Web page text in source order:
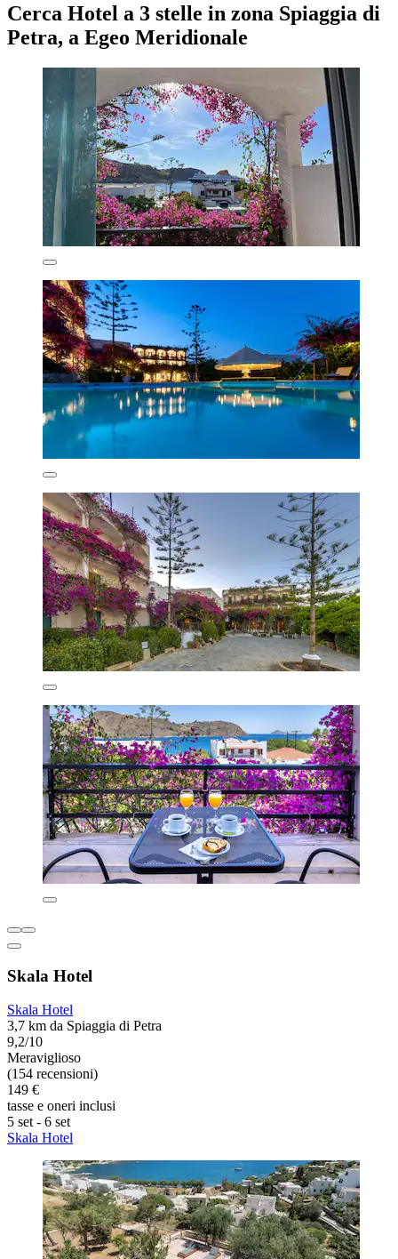
Cerca Hotel a 3 stelle in zona Spiaggia di
Petra, a Egeo Meridionale
Skala Hotel
Skala Hotel
3,7 km da Spiaggia di Petra
9,2/10
Meraviglioso
(154 recensioni)
149 €
tasse e oneri inclusi
5 set - 6 set
Skala Hotel